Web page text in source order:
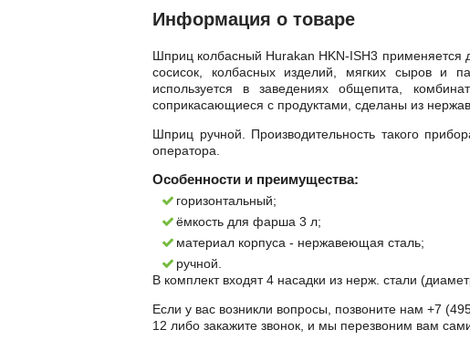
Информация о товаре
Шприц колбасный Hurakan HKN-ISH3
сосисок, колбасных изделий, мягких сыров и
используется в заведениях общепита,
соприкасающиеся с продуктами, сделаны из
Шприц ручной. Производительность такого
оператора.
Особенности и преимущества:
горизонтальный;
ёмкость для фарша 3 л;
материал корпуса - нержавеющая сталь;
ручной.
В комплект входят 4 насадки из нерж. стали
Если у вас возникли вопросы, позвоните нам +7
12 либо закажите звонок, и мы перезвоним вам